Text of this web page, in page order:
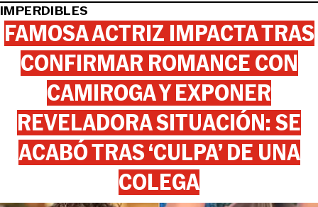
IMPERDIBLES
FAMOSA ACTRIZ IMPACTA TRAS
CONFIRMAR ROMANCE CON
CAMIROGA Y EXPONER
REVELADORA SITUACIÓN: SE
ACABÓ TRAS ‘CULPA’ DE UNA
COLEGA